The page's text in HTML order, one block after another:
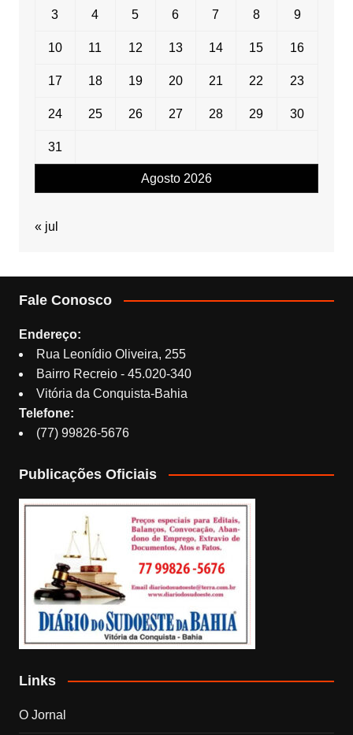
Agosto 2026
3 4 5 6 7 8 9
10 11 12 13 14 15 16
17 18 19 20 21 22 23
24 25 26 27 28 29 30
31
« jul
Fale Conosco
Endereço:
Rua Leonídio Oliveira, 255
Bairro Recreio - 45.020-340
Vitória da Conquista-Bahia
Telefone:
(77) 99826-5676
Publicações Oficiais
Links
O Jornal